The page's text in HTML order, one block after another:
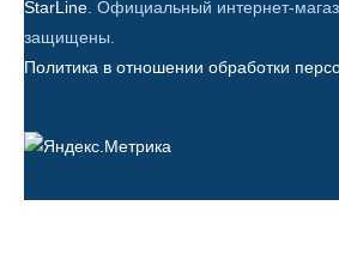
StarLine . Официальный интернет-
защищены.
Политика в отношении обработки